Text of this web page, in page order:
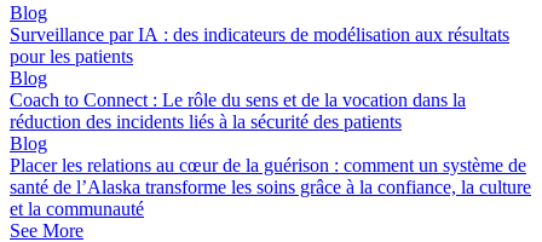
Blog
Surveillance par IA : des indicateurs de modélisation aux résultats
pour les patients
Blog
Coach to Connect : Le rôle du sens et de la vocation dans la
réduction des incidents liés à la sécurité des patients
Blog
Placer les relations au cœur de la guérison : comment un système de
santé de l’Alaska transforme les soins grâce à la confiance, la culture
et la communauté
See More